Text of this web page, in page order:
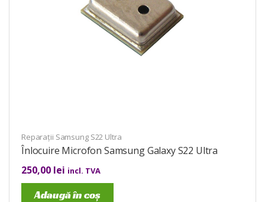
Reparații Samsung S22 Ultra
Înlocuire Microfon Samsung Galaxy S22 Ultra
250,00 lei incl. TVA
Adaugă în coș